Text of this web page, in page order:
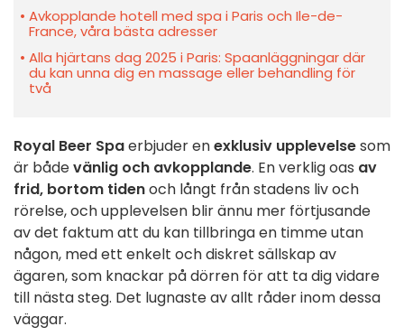
Avkopplande hotell med spa i Paris och Ile-de-
France, våra bästa adresser
Alla hjärtans dag 2025 i Paris: Spaanläggningar där
du kan unna dig en massage eller behandling för
två
Royal Beer Spaerbjuder enexklusiv upplevelsesom
är bådevänlig och avkopplande. En verklig oas av
frid, bortom tidenoch långt från stadens liv och
rörelse, och upplevelsen blir ännu mer förtjusande
av det faktum att du kan tillbringa en timme utan
någon, med ett enkelt och diskret sällskap av
ägaren, som knackar på dörren för att ta dig vidare
till nästa steg. Det lugnaste av allt råder inom dessa
väggar.